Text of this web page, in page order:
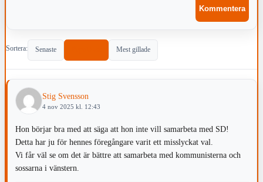
Sortera: Senaste Mest gillade
Stig Svensson
4 nov 2025 kl. 12:43
Hon börjar bra med att säga att hon inte vill samarbeta med SD!
Detta har ju för hennes föregångare varit ett misslyckat val.
Vi får väl se om det är bättre att samarbeta med kommunisterna och
sossarna i vänstern.